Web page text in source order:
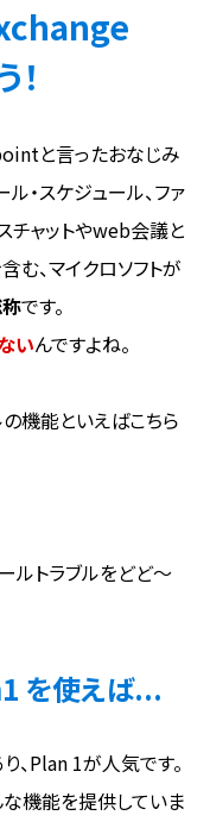
と言ったおなじみ
・スケジュール、ファ
チャットやweb会議と
む、マイクロソフトが
です。
いんですよね。
機能といえばこちら
ルトラブルをどど～
を使えば...
Plan 1が人気です。
機能を提供していま